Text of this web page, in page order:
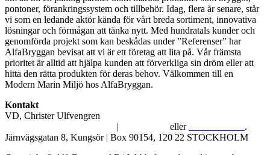
pontoner, förankringssystem och tillbehör. Idag, flera år senare, står
vi som en ledande aktör kända för vårt breda sortiment, innovativa
lösningar och förmågan att tänka nytt. Med hundratals kunder och
genomförda projekt som kan beskådas under ”Referenser” har
AlfaBryggan bevisat att vi är ett företag att lita på. Vår främsta
prioritet är alltid att hjälpa kunden att förverkliga sin dröm eller att
hitta den rätta produkten för deras behov. Välkommen till en
Modern Marin Miljö hos AlfaBryggan.
Kontakt
VD, Christer Ulfvengren
| eller
.
Järnvägsgatan 8, Kungsör | Box 90154, 120 22 STOCKHOLM